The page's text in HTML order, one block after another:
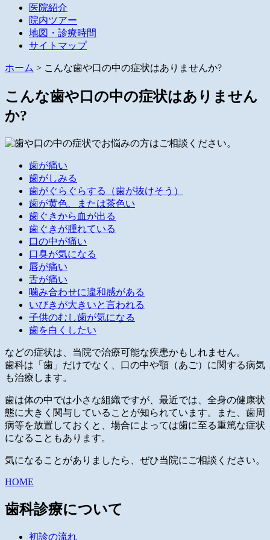
医院紹介
院内ツアー
地図・診療時間
サイトマップ
ホーム > こんな歯や口の中の症状はありませんか?
こんな歯や口の中の症状はありません
か?
歯が痛い
歯がしみる
歯がぐらぐらする（歯が抜けそう）
歯が黄色、または茶色い
歯ぐきから血が出る
歯ぐきが腫れている
口の中が痛い
口臭が気になる
唇が痛い
舌が痛い
噛み合わせに違和感がある
いびきが大きいと言われる
子供のむし歯が気になる
歯を白くしたい
などの症状は、当院で治療可能な疾患かもしれません。
歯科は「歯」だけでなく、口の中や顎（あご）に関する病気
も治療します。
歯は体の中では小さな組織ですが、最近では、全身の健康状
態に大きく関与していることが知られています。また、歯周
病等を放置しておくと、場合によっては歯に至る重篤な症状
になることもあります。
気になることがありましたら、ぜひ当院にご相談ください。
HOME
歯科診療について
初診の流れ